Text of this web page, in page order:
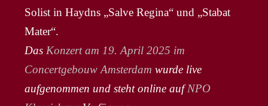
Solist in Haydns „Salve Regina“ und „Stabat
Mater“.
Das Konzert am 19. April 2025 im
Concertgebouw Amsterdam wurde live
aufgenommen und steht online aufNPO